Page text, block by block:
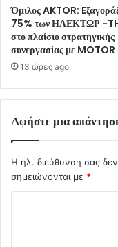
Όμιλος AKTOR:
75% των ΗΛΕΚΤΩΡ -
στο πλαίσιο στρατηγικής
συνεργασίας με MOTOR
13 ώρες ago
Αφήστε μια
Η ηλ. διεύθυνση σας δεν
σημειώνονται με *